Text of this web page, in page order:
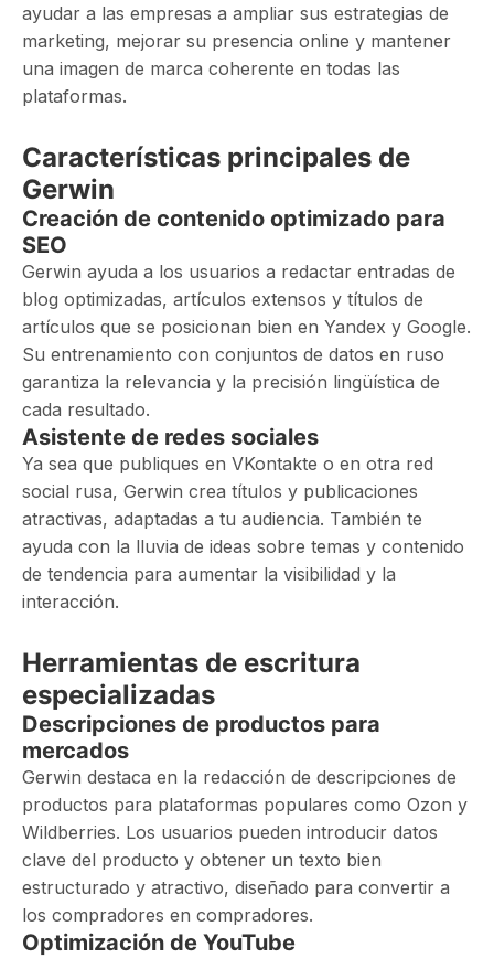
ayudar a las empresas a ampliar sus estrategias de
marketing, mejorar su presencia online y mantener
una imagen de marca coherente en todas las
plataformas.
Características principales de
Gerwin
Creación de contenido optimizado para
SEO
Gerwin ayuda a los usuarios a redactar entradas de
blog optimizadas, artículos extensos y títulos de
artículos que se posicionan bien en Yandex y Google.
Su entrenamiento con conjuntos de datos en ruso
garantiza la relevancia y la precisión lingüística de
cada resultado.
Asistente de redes sociales
Ya sea que publiques en VKontakte o en otra red
social rusa, Gerwin crea títulos y publicaciones
atractivas, adaptadas a tu audiencia. También te
ayuda con la lluvia de ideas sobre temas y contenido
de tendencia para aumentar la visibilidad y la
interacción.
Herramientas de escritura
especializadas
Descripciones de productos para
mercados
Gerwin destaca en la redacción de descripciones de
productos para plataformas populares como Ozon y
Wildberries. Los usuarios pueden introducir datos
clave del producto y obtener un texto bien
estructurado y atractivo, diseñado para convertir a
los compradores en compradores.
Optimización de YouTube